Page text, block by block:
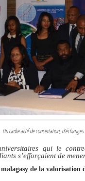
Un cadre actif de concertation,
qui le
s’efforçaient de
de la valorisation